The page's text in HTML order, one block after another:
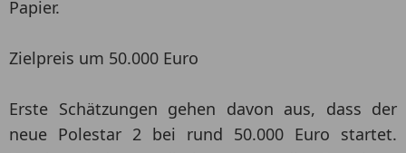
Papier.
Zielpreis um 50.000 Euro
Erste Schätzungen gehen davon aus, dass der
neue Polestar 2 bei rund 50.000 Euro startet.